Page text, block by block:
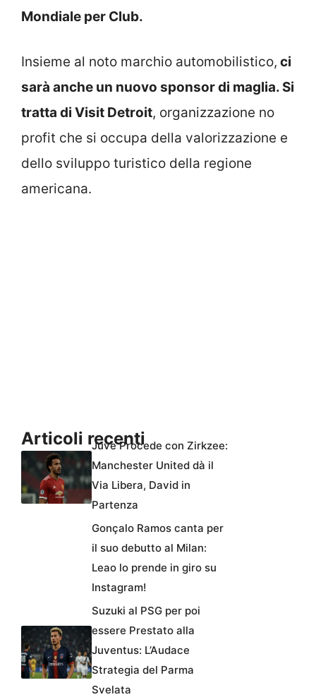
Mondiale per Club.
Insieme al noto marchio automobilistico, ci
sarà anche un nuovo sponsor di maglia. Si
tratta di Visit Detroit, organizzazione no
profit che si occupa della valorizzazione e
dello sviluppo turistico della regione
americana.
Articoli recentiJuve Procede con Zirkzee:
Manchester United dà il
Via Libera, David in
Partenza
Gonçalo Ramos canta per
il suo debutto al Milan:
Leao lo prende in giro su
Instagram!
Suzuki al PSG per poi
essere Prestato alla
Juventus: L’Audace
Strategia del Parma
Svelata